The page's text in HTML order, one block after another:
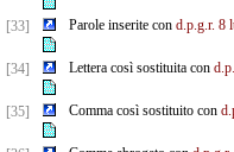
[33] Parole inserite con d.p.g.r. 8
[34] Lettera così sostituita con
[35] Comma così sostituito con